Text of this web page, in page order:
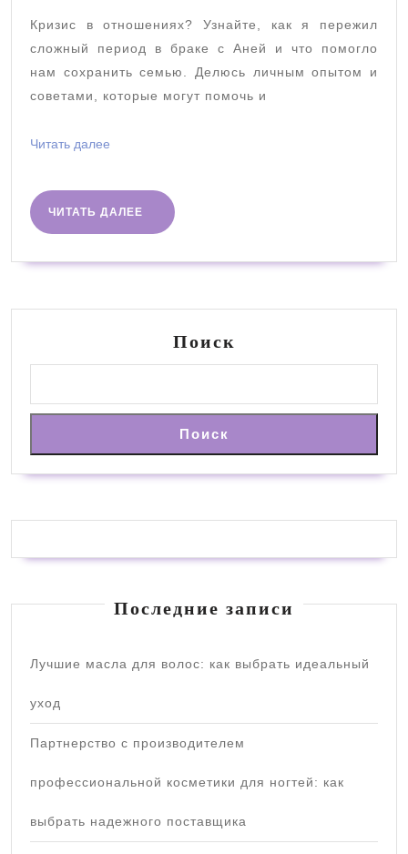
в
Кризис в отношениях? Узнайте, как я пережил
сложный период в браке с Аней и что помогло
нам сохранить семью. Делюсь личным опытом и
советами, которые могут помочь и
Читать далее
ЧИТАТЬ ДАЛЕЕ
ЧИТАТЬ
ДАЛЕЕ
Поиск
Поиск
Последние записи
Лучшие масла для волос: как выбрать идеальный
уход
Партнерство с производителем
профессиональной косметики для ногтей: как
выбрать надежного поставщика